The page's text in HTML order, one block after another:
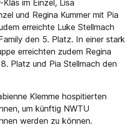
im Einzel, Lisa
und Regina Kummer mit Pia
erreichte Luke Stellmach
den 5. Platz. In einer stark
erreichten zudem Regina
Platz und Pia Stellmach den
Klemme hospitierten
um künftig NWTU
werden zu können.